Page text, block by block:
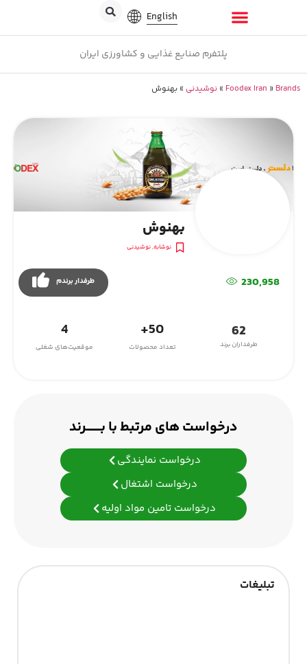
English
پلتفرم صنایع غذایی و کشاورزی ایران
Foodex Iran » Brands
» نوشیدنی » بهنوش
بهنوش
نوشابه,نوشیدنی
طرفدار برندم 230,958
62
طرفداران برند
50+
تعداد محصولات
4
موقعیت‌های شغلی
درخواست های مرتبط با بـــــــرند
درخواست نمایندگی
درخواست اشتغال
درخواست تامین مواد اولیه
تبلیغات